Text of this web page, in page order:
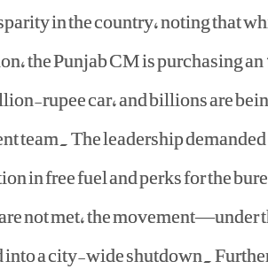
in the country, noting that
the Punjab CM is purchasing
rupee car, and billions are
team. The leadership
in free fuel and perks for the
not met, the movement—under
a city-wide shutdown.